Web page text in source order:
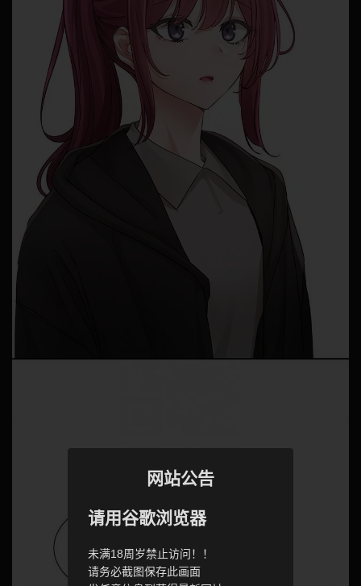
网站公告
请用谷歌浏览器
未满18周岁禁止访问！！
请务必截图保存此画面